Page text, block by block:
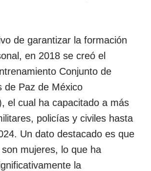
de garantizar la formación
en 2018 se creó el
Conjunto de
de Paz de México
el cual ha capacitado a más
policías y civiles hasta
Un dato destacado es que
mujeres, lo que ha
la